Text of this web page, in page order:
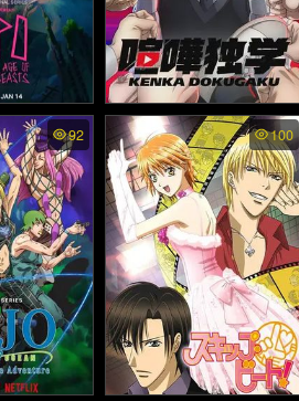
of Won
ย์ไทย - คิโป
อร์บีทส์ (20
Kenka Dokugaku Viral Hit
พากย์ไทย - นักสู้ทูปเบอร์ (2
024)
92 100